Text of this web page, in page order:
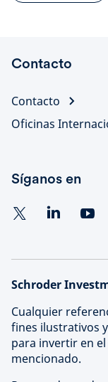
Contacto
Contacto
Oficinas
Síganos en
Schroder
Cualquier
fines ilustrativos
para invertir en
mencionado.